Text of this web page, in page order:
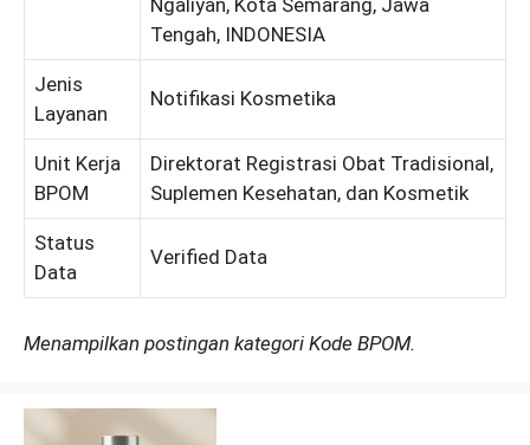
Ngaliyan, Kota Semarang, Jawa
Tengah, INDONESIA
Jenis
Layanan
Notifikasi Kosmetika
Unit Kerja
BPOM
Direktorat Registrasi Obat Tradisional,
Suplemen Kesehatan, dan Kosmetik
Status
Data
Verified Data
Menampilkan postingan kategori Kode BPOM.